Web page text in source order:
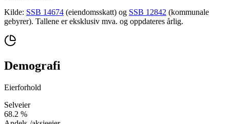
Kilde: SSB 14674 (eiendomsskatt) og SSB 12842 (kommunale
gebyrer). Tallene er eksklusiv mva. og oppdateres årlig.
Demografi
Eierforhold
Selveier
68.2 %